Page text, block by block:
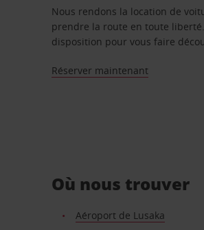
Nous rendons la location de
prendre la route en toute
disposition pour vous faire
Réserver maintenant
Où nous trouver
Aéroport de Lusaka